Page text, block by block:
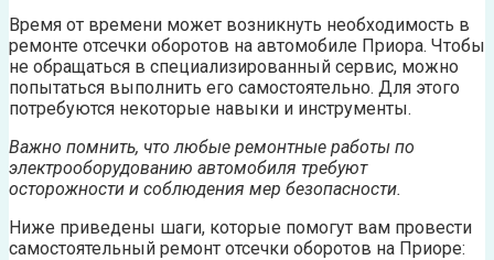
Время от времени может возникнуть необходимость в
ремонте отсечки оборотов на автомобиле Приора. Чтобы
не обращаться в специализированный сервис, можно
попытаться выполнить его самостоятельно. Для этого
потребуются некоторые навыки и инструменты.
Важно помнить, что любые ремонтные работы по
электрооборудованию автомобиля требуют
осторожности и соблюдения мер безопасности.
Ниже приведены шаги, которые помогут вам провести
самостоятельный ремонт отсечки оборотов на Приоре: